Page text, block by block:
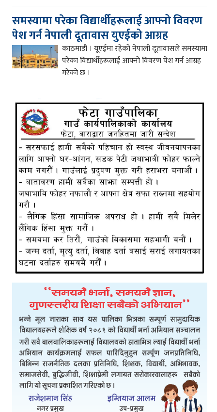
समस्यामा परेका विद्यार्थीहरूलाई आफ्नो विवरण
पेश गर्न नेपाली दूतावास युएईको आग्रह
काठमाडौं । यूएईमा रहेको नेपाली दूतावासले समस्यामा
परेका विद्यार्थीहरूलाई आफ्नो विवरण पेश गर्न आग्रह
गरेको छ ।